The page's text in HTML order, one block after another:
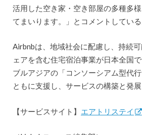
活用した空き家・空き部屋の多種多
てまいります。」とコメントしている
Airbnbは、地域社会に配慮し、持続
ェアを含む住宅宿泊事業が日本全国
ブルアジアの「コンソーシアム型代
ともに支援し、サービスの構築と発展
【サービスサイト】 エアトリステイ